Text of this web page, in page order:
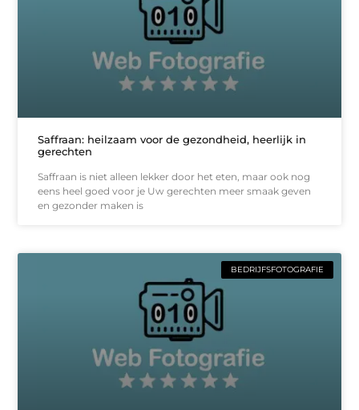
Saffraan: heilzaam voor de gezondheid, heerlijk in
gerechten
Saffraan is niet alleen lekker door het eten, maar ook nog
eens heel goed voor je Uw gerechten meer smaak geven
en gezonder maken is
BEDRIJFSFOTOGRAFIE